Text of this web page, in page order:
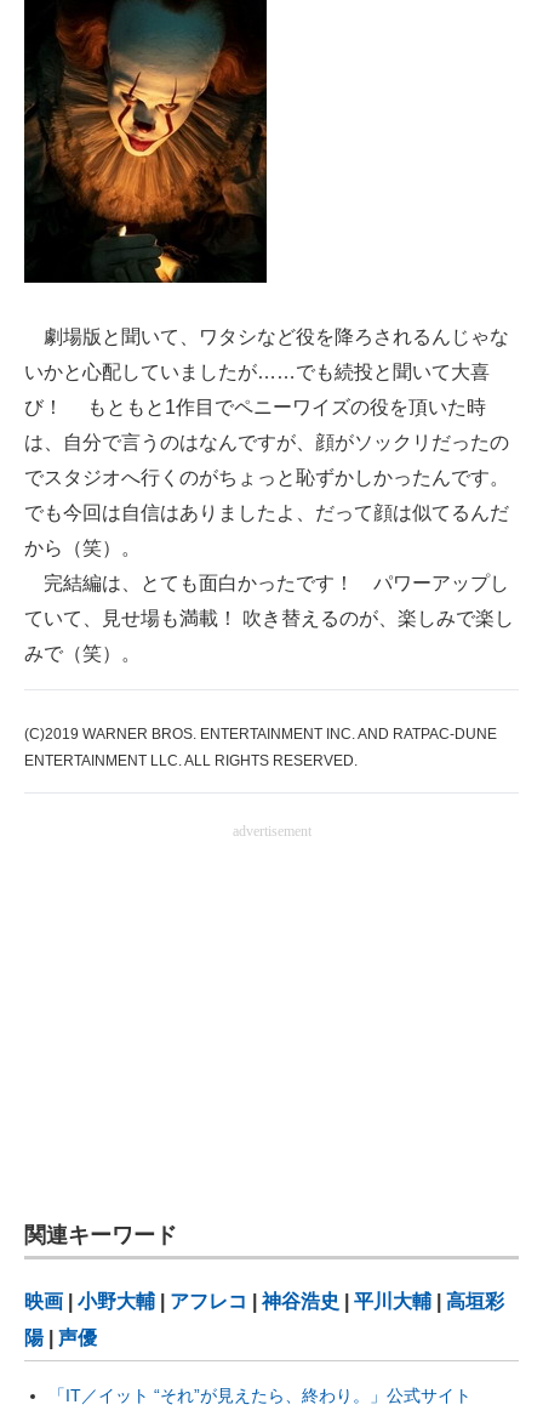
劇場版と聞いて、ワタシなど役を降ろされるんじゃな
いかと心配していましたが……でも続投と聞いて大喜
び！ もともと1作目でペニーワイズの役を頂いた時
は、自分で言うのはなんですが、顔がソックリだったの
でスタジオへ行くのがちょっと恥ずかしかったんです。
でも今回は自信はありましたよ、だって顔は似てるんだ
から（笑）。
完結編は、とても面白かったです！ パワーアップし
ていて、見せ場も満載！ 吹き替えるのが、楽しみで楽し
みで（笑）。
(C)2019 WARNER BROS. ENTERTAINMENT INC. AND RATPAC-DUNE
ENTERTAINMENT LLC. ALL RIGHTS RESERVED.
advertisement
関連キーワード
映画 小野大輔 アフレコ |神谷浩史 平川大輔
高垣彩
陽
声優
「IT／イット “それ”が見えたら、終わり。」公式サイト